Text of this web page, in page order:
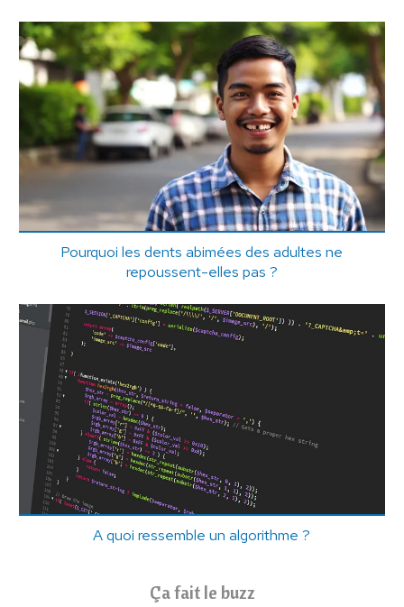
Pourquoi les dents abimées des adultes ne
repoussent-elles pas ?
A quoi ressemble un algorithme ?
Ça fait le buzz